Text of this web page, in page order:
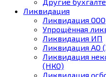
Ликвидация
Ликвидация ООО
Упрощённая
Ликвидация ИП
Ликвидация АО
Ликвидация
(НКО)
Ликвидация